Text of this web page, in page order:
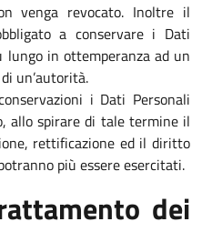
venga revocato. Inoltre il
a conservare i Dati
lungo in ottemperanza ad un
un’autorità.
i Dati Personali
allo spirare di tale termine il
rettificazione ed il diritto
più essere esercitati.
dei